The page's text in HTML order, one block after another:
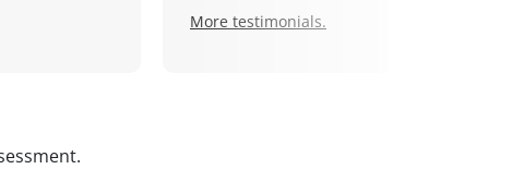
More testimonials.